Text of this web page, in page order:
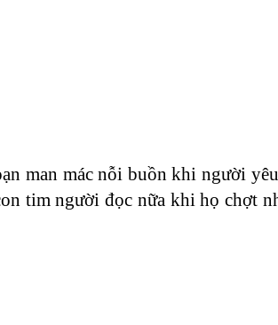
man mác nỗi buồn khi người
tim người đọc nữa khi họ chợt